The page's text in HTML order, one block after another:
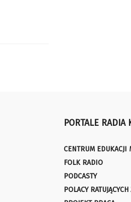
PORTALE RADIA
CENTRUM EDUKACJI
FOLK RADIO
PODCASTY
POLACY